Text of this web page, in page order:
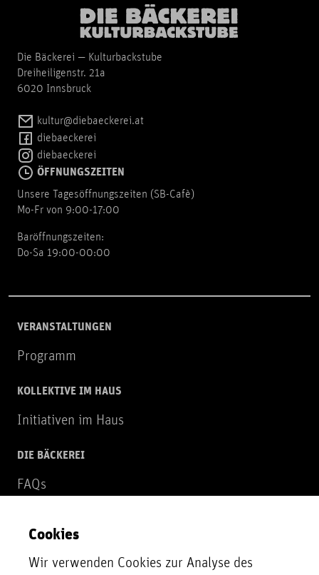
Die Bäckerei — Kulturbackstube
Dreiheiligenstr. 21a
6020 Innsbruck
kultur@diebaeckerei.at
diebaeckerei
diebaeckerei
ÖFFNUNGSZEITEN
Unsere Tagesöffnungszeiten (SB-Cafè)
Mo-Fr von 9:00-17:00
Baröffnungszeiten:
Do-Sa 19:00-00:00
VERANSTALTUNGEN
Programm
KOLLEKTIVE IM HAUS
Initiativen im Haus
DIE BÄCKEREI
FAQs
NEWSLETTER
Zur Newsletter Anmeldung
Cookies
Wir verwenden Cookies zur Analyse des